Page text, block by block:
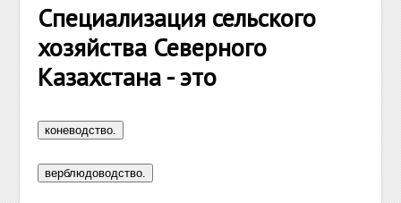
Специализация сельского
хозяйства Северного
Казахстана - это